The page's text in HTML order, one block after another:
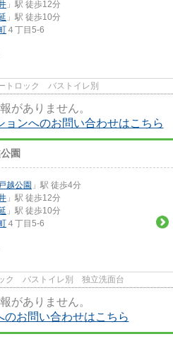
」駅 徒歩12分
」駅 徒歩10分
４丁目5-6
ロック バストイレ別
がありません。
ンへのお問い合わせはこちら
園
戸越公園 」駅 徒歩4分
」駅 徒歩12分
」駅 徒歩10分
４丁目5-6
ク バストイレ別 独立洗面台
がありません。
お問い合わせはこちら